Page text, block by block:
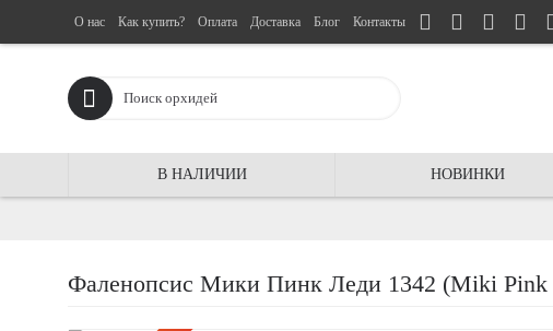
О нас Как купить? Оплата Доставка Блог Контакты
В НАЛИЧИИ НОВИНКИ
Фаленопсис Мики Пинк Леди 1342 (Miki Pink